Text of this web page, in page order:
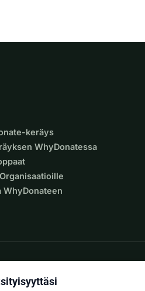
keräys
WhyDonatessa
WhyDonateen